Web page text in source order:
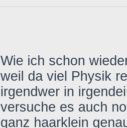
Wie ich schon
weil da viel Physik
irgendwer in
versuche es auch
ganz haarklein